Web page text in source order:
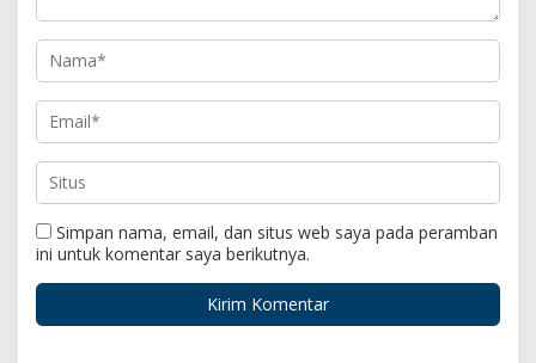
Simpan nama, email, dan situs web saya pada peramban
ini untuk komentar saya berikutnya.